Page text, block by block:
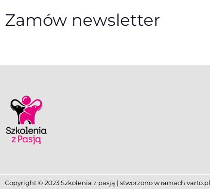
Zamów newsletter
Copyright © 2023 Szkolenia z pasją | stworzono w ramach varto.pl